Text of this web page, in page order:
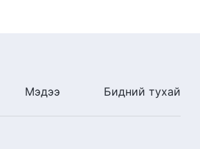
Мэдээ Бидний тухай